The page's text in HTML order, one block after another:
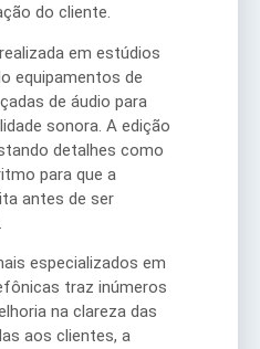
do cliente.
em estúdios
equipamentos de
de áudio para
sonora. A edição
detalhes como
para que a
antes de ser
especializados em
traz inúmeros
na clareza das
aos clientes, a